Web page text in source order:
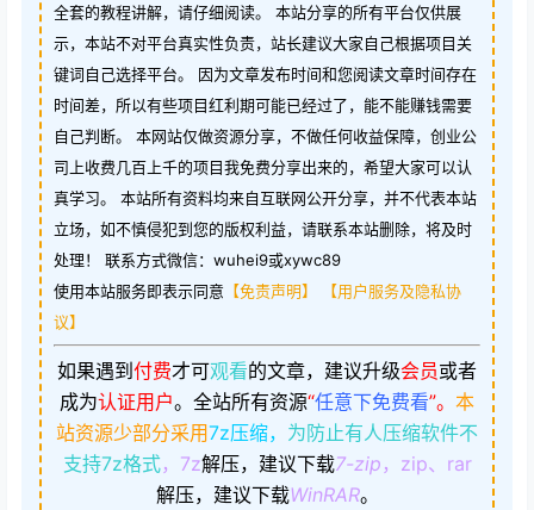
全套的教程讲解，请仔细阅读。 本站分享的所有平台仅供展
示，本站不对平台真实性负责，站长建议大家自己根据项目关
键词自己选择平台。 因为文章发布时间和您阅读文章时间存在
时间差，所以有些项目红利期可能已经过了，能不能赚钱需要
自己判断。 本网站仅做资源分享，不做任何收益保障，创业公
司上收费几百上千的项目我免费分享出来的，希望大家可以认
真学习。 本站所有资料均来自互联网公开分享，并不代表本站
立场，如不慎侵犯到您的版权利益，请联系本站删除，将及时
处理！ 联系方式微信：wuhei9或xywc89
使用本站服务即表示同意 【免责声明】
【用户服务及隐私协
议】
如果遇到付费才可观看的文章，建议升级会员或者
成为认证用户。 全站所有资源“任意下免费看”。 本
站资源少部分采用7z压缩， 为防止有人压缩软件不
支持7z格式，7z解压，建议下载7-zip ，zip、rar
解压，建议下载WinRAR。